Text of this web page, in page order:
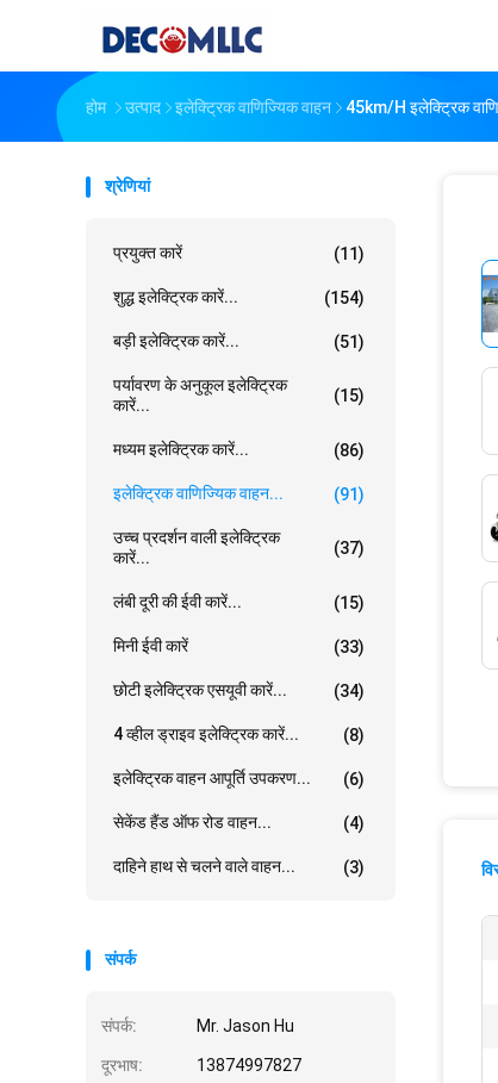
होम उत्पाद इलेक्ट्रिक वाणिज्यिक वाहन 45km/h इलेक्ट्रिक
श्रेणियां
प्रयुक्त कारें (11)
शुद्ध इलेक्ट्रिक कारें... (154)
बड़ी इलेक्ट्रिक कारें... (51)
पर्यावरण के अनुकूल इलेक्ट्रिक
कारें...
(15)
मध्यम इलेक्ट्रिक कारें... (86)
इलेक्ट्रिक वाणिज्यिक वाहन... (91)
उच्च प्रदर्शन वाली इलेक्ट्रिक
कारें...
(37)
लंबी दूरी की ईवी कारें... (15)
मिनी ईवी कारें (33)
छोटी इलेक्ट्रिक एसयूवी कारें... (34)
4 व्हील ड्राइव इलेक्ट्रिक कारें... (8)
इलेक्ट्रिक वाहन आपूर्ति उपकरण... (6)
सेकेंड हैंड ऑफ रोड वाहन... (4)
दाहिने हाथ से चलने वाले वाहन... (3)
संपर्क
संपर्क: Mr. Jason Hu
दूरभाष: 13874997827